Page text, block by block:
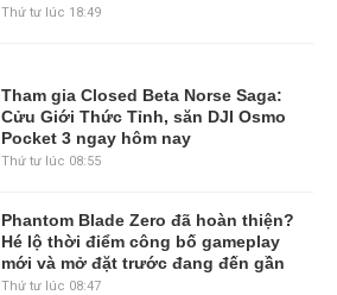
Thứ tư lúc 18:49
Tham gia Closed Beta Norse Saga:
Cửu Giới Thức Tỉnh, săn DJI Osmo
Pocket 3 ngay hôm nay
Thứ tư lúc 08:55
Phantom Blade Zero đã hoàn thiện?
Hé lộ thời điểm công bố gameplay
mới và mở đặt trước đang đến gần
Thứ tư lúc 08:47